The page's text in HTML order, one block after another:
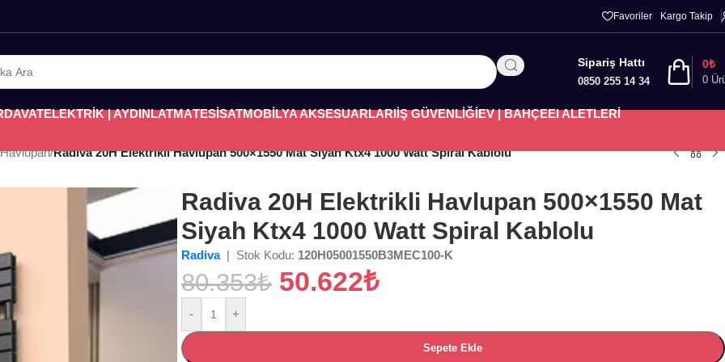
Favoriler Kargo Takip
Sipariş Hattı
0850 255 14 34 0
0₺
ELEKTRİK | AYDINLATMATESİSATMOBİLYA AKSESUARLARIİŞ GÜVENLİĞİEV | BAHÇEEl ALETLERİ
/Radiva 20H Elektrikli Havlupan 500×1550 Mat Siyah Ktx4 1000 Watt Spiral Kablolu
Radiva 20H Elektrikli Havlupan 500×1550 Mat
Siyah Ktx4 1000 Watt Spiral Kablolu
Radiva | Stok Kodu: 120H05001550B3MEC100-K
80.353₺ 50.622₺
- +
Sepete Ekle